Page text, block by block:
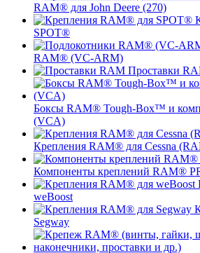
RAM® для John Deere (270)
SPOT®
RAM® (VC-ARM)
Проставки
Боксы RAM® Tough-Box™ и
(VCA)
Крепления RAM® для Cessna
Компоненты креплений RAM®
weBoost
Segway